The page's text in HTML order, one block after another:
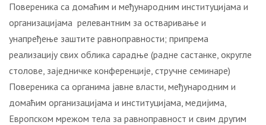
Повереника са домаћим и међународним институцијама и
организацијама релевантним за остваривање и
унапређење заштите равноправности; припрема
реализацију свих облика сарадње (радне састанке, округле
столове, заједничке конференције, стручне семинаре)
Повереника са органима јавне власти, међународним и
домаћим организацијама и институцијама, медијима,
Европском мрежом тела за равноправност и свим другим